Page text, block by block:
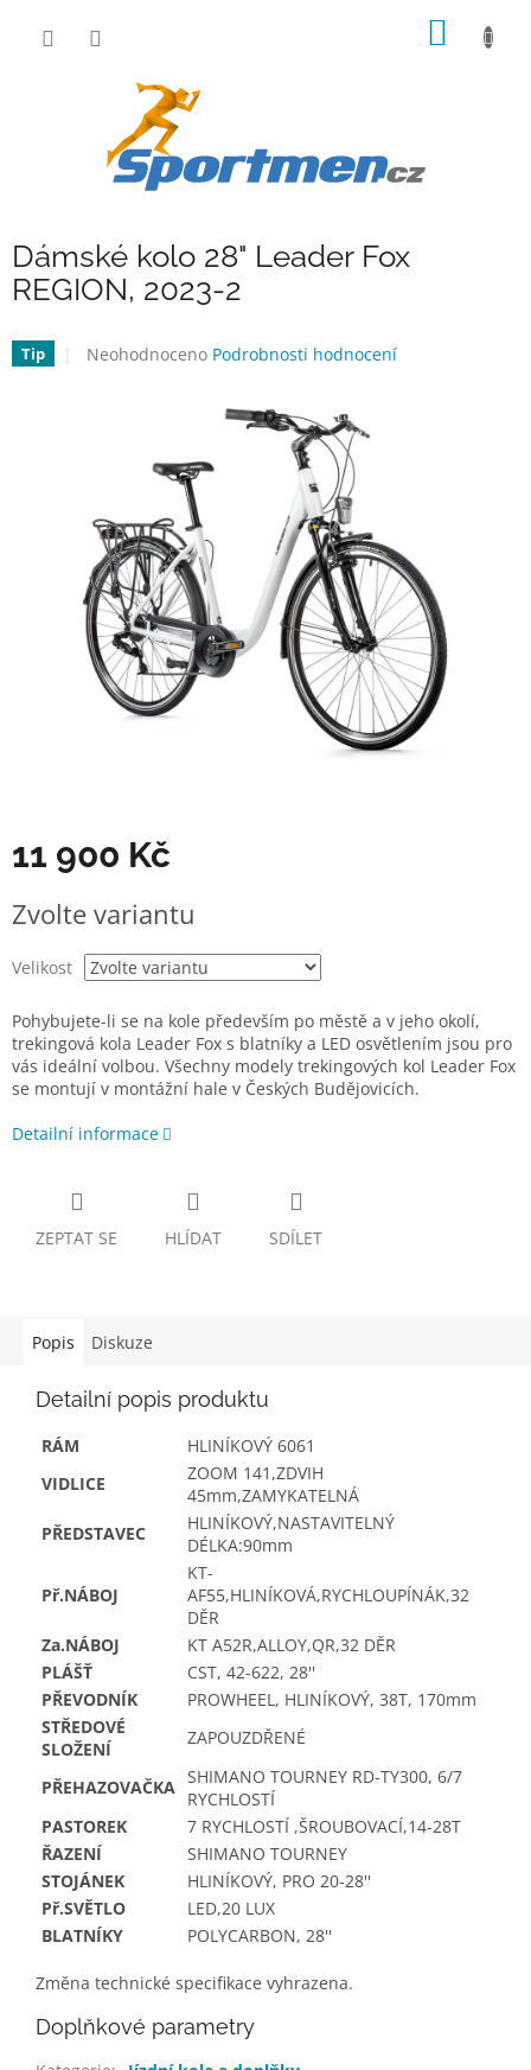
Dámské kolo 28" Leader Fox
REGION, 2023-2
Tip
Průměrné
Neohodnoceno Podrobnosti hodnocení
11 900 Kč
cena:
Zvolte variantu
Velikost
Pohybujete-li se na kole především po městě a v jeho okolí,
trekingová kola Leader Fox s blatníky a LED osvětlením jsou pro
vás ideální volbou. Všechny modely trekingových kol Leader Fox
se montují v montážní hale v Českých Budějovicích.
Detailní informace
ZEPTAT SE HLÍDAT SDÍLET
Popis Diskuze
Detailní popis produktu
RÁM
HLINÍKOVÝ 6061
VIDLICE
ZOOM 141,ZDVIH
45mm,ZAMYKATELNÁ
PŘEDSTAVEC
HLINÍKOVÝ,NASTAVITELNÝ
DÉLKA:90mm
Př.NÁBOJ
KT-
AF55,HLINÍKOVÁ,RYCHLOUPÍNÁK,32
DĚR
Za.NÁBOJ
KT A52R,ALLOY,QR,32 DĚR
PLÁŠŤ
CST, 42-622, 28''
PŘEVODNÍK
PROWHEEL, HLINÍKOVÝ, 38T, 170mm
STŘEDOVÉ
SLOŽENÍ
ZAPOUZDŘENÉ
PŘEHAZOVAČKA SHIMANO TOURNEY RD-TY300, 6/7
RYCHLOSTÍ
PASTOREK
7 RYCHLOSTÍ ,ŠROUBOVACÍ,14-28T
ŘAZENÍ
SHIMANO TOURNEY
STOJÁNEK
HLINÍKOVÝ, PRO 20-28''
Př.SVĚTLO
LED,20 LUX
BLATNÍKY
POLYCARBON, 28''
Změna technické specifikace vyhrazena.
Doplňkové parametry